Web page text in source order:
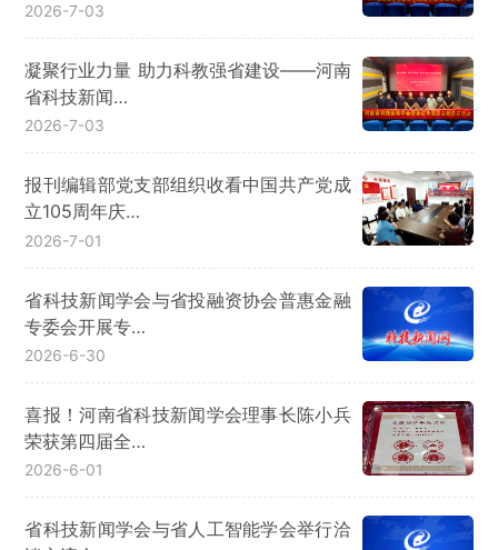
2026-7-03
凝聚行业力量 助力科教强省建设——河南
省科技新闻…
2026-7-03
报刊编辑部党支部组织收看中国共产党成
立105周年庆…
2026-7-01
省科技新闻学会与省投融资协会普惠金融
专委会开展专…
2026-6-30
喜报！河南省科技新闻学会理事长陈小兵
荣获第四届全…
2026-6-01
省科技新闻学会与省人工智能学会举行洽